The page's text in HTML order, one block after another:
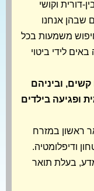
דורית וקושי
שבהן אנחנו
משמעות בכל
לידי ביטוי
קשים, וביניהם
ופגיעה בילדים
ראשון במזרח
ודיפלומטיה.
בעלת תואר